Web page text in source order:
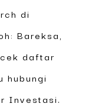
di
Bareksa,
daftar
hubungi
Investasi.